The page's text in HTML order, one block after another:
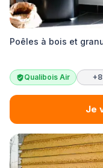
Poêles à bois et
Qualibois Air
Je